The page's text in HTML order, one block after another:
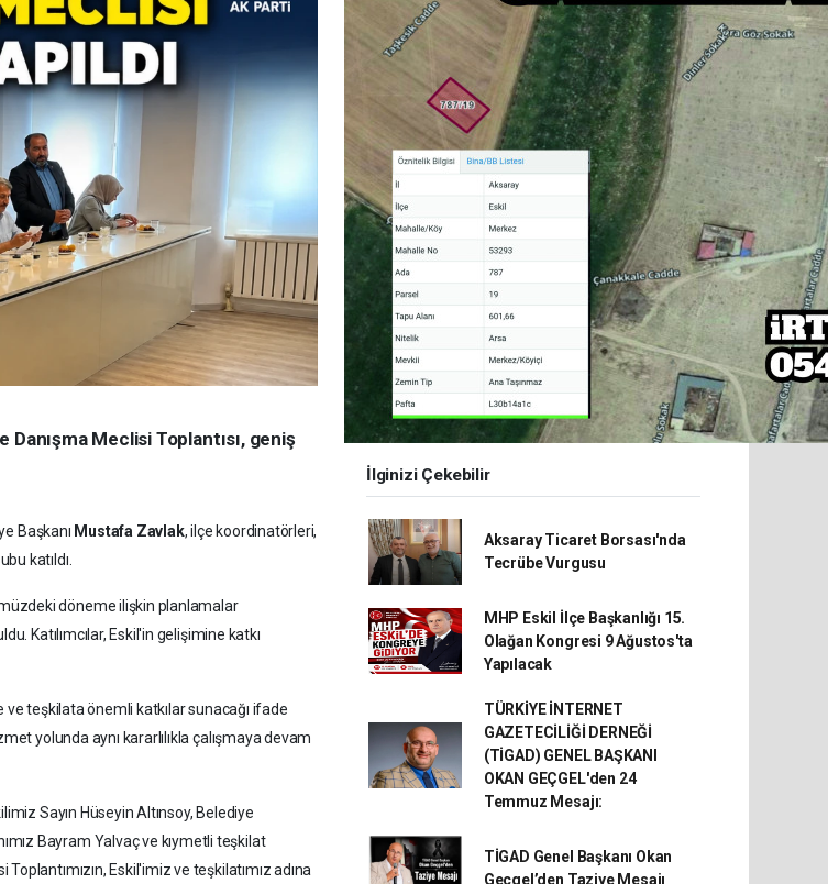
Meclisi Toplantısı, geniş
Başkanı Mustafa Zavlak, ilçe koordinatörleri,
katıldı.
döneme ilişkin planlamalar
Katılımcılar, Eskil'in gelişimine katkı
teşkilata önemli katkılar sunacağı ifade
yolunda aynı kararlılıkla çalışmaya devam
Sayın Hüseyin Altınsoy, Belediye
Bayram Yalvaç ve kıymetli teşkilat
Eskil'imiz ve teşkilatımız adına
İlginizi Çekebilir
Aksaray Ticaret Borsası'nda
Tecrübe Vurgusu
MHP Eskil İlçe Başkanlığı 15.
Olağan Kongresi 9 Ağustos'ta
Yapılacak
TÜRKİYE İNTERNET
GAZETECİLİĞİ DERNEĞİ
(TİGAD) GENEL BAŞKANI
OKAN GEÇGEL'den 24
Temmuz Mesajı:
TİGAD Genel Başkanı Okan
Geçgel’den Taziye Mesajı